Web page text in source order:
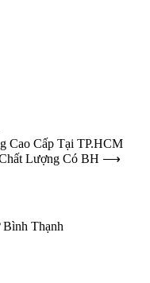
Cao Cấp Tại TP.HCM
Lượng Có BH ⟶